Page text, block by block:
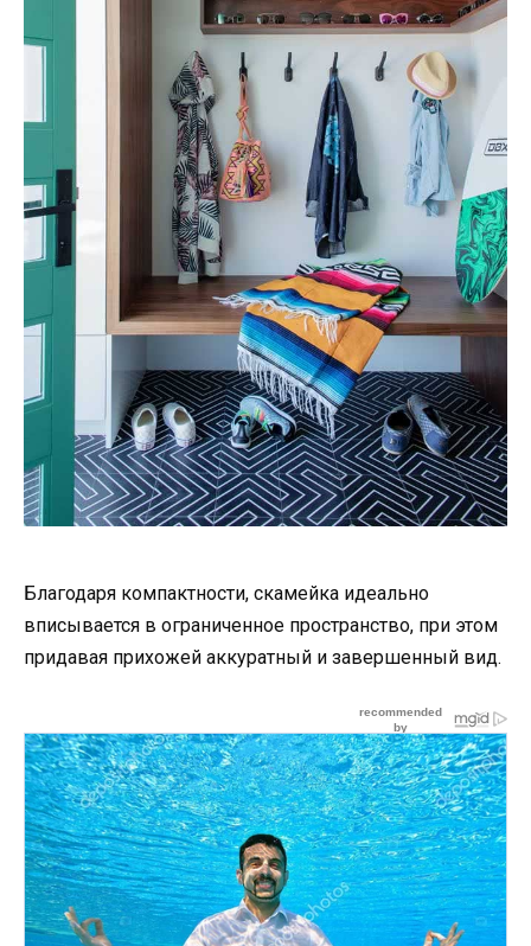
Благодаря компактности, скамейка идеально
вписывается в ограниченное пространство, при этом
придавая прихожей аккуратный и завершенный вид.